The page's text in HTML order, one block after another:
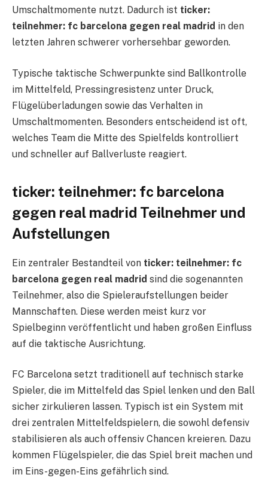
Umschaltmomente nutzt. Dadurch ist ticker:
teilnehmer: fc barcelona gegen real madrid in den
letzten Jahren schwerer vorhersehbar geworden.
Typische taktische Schwerpunkte sind Ballkontrolle
im Mittelfeld, Pressingresistenz unter Druck,
Flügelüberladungen sowie das Verhalten in
Umschaltmomenten. Besonders entscheidend ist oft,
welches Team die Mitte des Spielfelds kontrolliert
und schneller auf Ballverluste reagiert.
ticker: teilnehmer: fc barcelona
gegen real madrid Teilnehmer und
Aufstellungen
Ein zentraler Bestandteil von ticker: teilnehmer: fc
barcelona gegen real madrid sind die sogenannten
Teilnehmer, also die Spieleraufstellungen beider
Mannschaften. Diese werden meist kurz vor
Spielbeginn veröffentlicht und haben großen Einfluss
auf die taktische Ausrichtung.
FC Barcelona setzt traditionell auf technisch starke
Spieler, die im Mittelfeld das Spiel lenken und den Ball
sicher zirkulieren lassen. Typisch ist ein System mit
drei zentralen Mittelfeldspielern, die sowohl defensiv
stabilisieren als auch offensiv Chancen kreieren. Dazu
kommen Flügelspieler, die das Spiel breit machen und
im Eins-gegen-Eins gefährlich sind.